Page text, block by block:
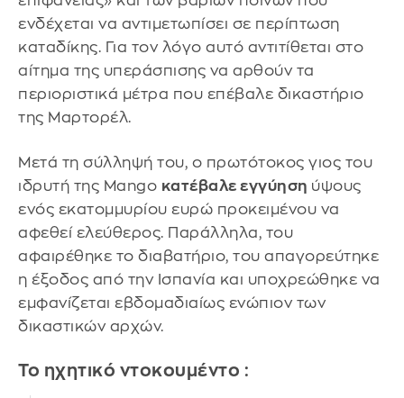
ενδέχεται να αντιμετωπίσει σε περίπτωση
καταδίκης. Για τον λόγο αυτό αντιτίθεται στο
αίτημα της υπεράσπισης να αρθούν τα
περιοριστικά μέτρα που επέβαλε δικαστήριο
της Μαρτορέλ.
Μετά τη σύλληψή του, ο πρωτότοκος γιος του
ιδρυτή της Mango κατέβαλε εγγύηση ύψους
ενός εκατομμυρίου ευρώ προκειμένου να
αφεθεί ελεύθερος. Παράλληλα, του
αφαιρέθηκε το διαβατήριο, του απαγορεύτηκε
η έξοδος από την Ισπανία και υποχρεώθηκε να
εμφανίζεται εβδομαδιαίως ενώπιον των
δικαστικών αρχών.
Το ηχητικό ντοκουμέντο :